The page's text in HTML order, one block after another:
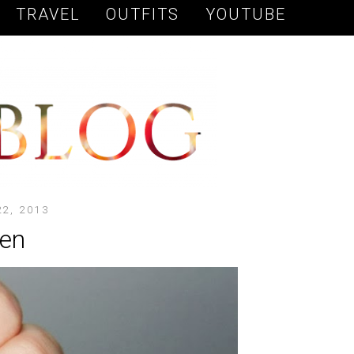
TRAVEL OUTFITS YOUTUBE
2013